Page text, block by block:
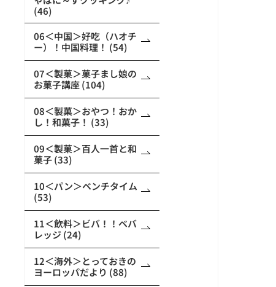
(46)
06＜中国＞好吃（ハオチ
ー）！中国料理！ (54)
07＜製菓＞菓子まし娘の
お菓子講座 (104)
08＜製菓＞おやつ！おか
し！和菓子！ (33)
09＜製菓＞百人一首と和
菓子 (33)
10＜パン＞ベンチタイム
(53)
11＜飲料＞ビバ！！ベバ
レッジ (24)
12＜海外＞とっておきの
ヨーロッパだより (88)